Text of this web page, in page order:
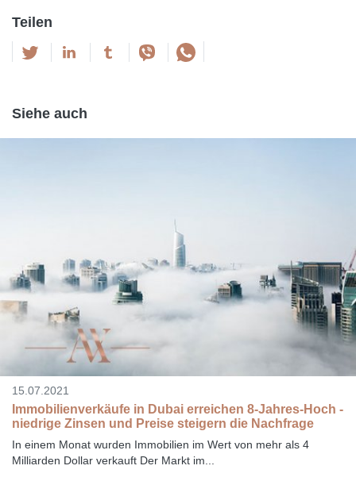
Teilen
Siehe auch
15.07.2021
Immobilienverkäufe in Dubai erreichen 8-Jahres-Hoch -
niedrige Zinsen und Preise steigern die Nachfrage
In einem Monat wurden Immobilien im Wert von mehr als 4
Milliarden Dollar verkauft Der Markt im...